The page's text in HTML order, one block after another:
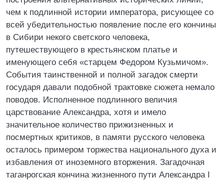
чем к подлинной истории императора, рисующее со
всей убедительностью появление после его кончины
в Сибири некого светского человека,
путешествующего в крестьянском платье и
именующего себя «старцем Федором Кузьмичом».
События таинственной и полной загадок смерти
государя давали подобной трактовке сюжета немало
поводов. Исполненное подлинного величия
царствование Александра, хотя и имело
значительное количество прижизненных и
посмертных критиков, в памяти русского человека
осталось примером торжества национального духа и
избавления от иноземного вторжения. Загадочная
таганрогская кончина жизненного пути Александра I